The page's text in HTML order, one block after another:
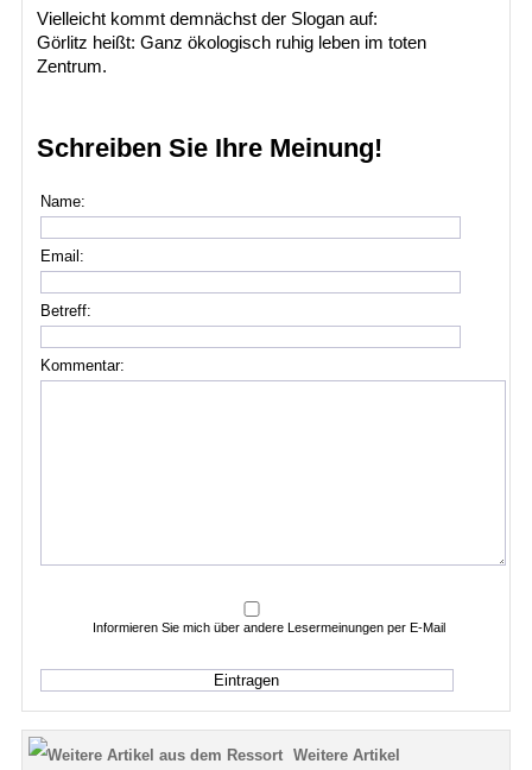
Vielleicht kommt demnächst der Slogan auf:
Görlitz heißt: Ganz ökologisch ruhig leben im toten
Zentrum.
Schreiben Sie Ihre Meinung!
Name:
Email:
Betreff:
Kommentar:
Informieren Sie mich über andere Lesermeinungen per E-Mail
Weitere Artikel